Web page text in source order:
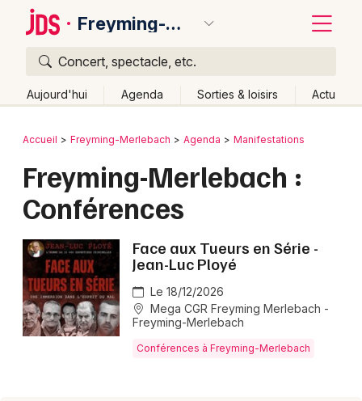
Freyming-Merlebach
Concert, spectacle, etc.
Aujourd'hui Agenda Sorties & loisirs Actu
Publier un événement
Grands événements
Activité & Expérience
Manifestations
Bordeaux
Colmar
Lille
Lyon
Marseille
Mulhouse
Retour
Accueil Freyming-Merlebach Agenda Manifestations
Freyming-Merlebach :
Conférences
Face aux Tueurs en Série -
Jean-Luc Ployé
Le 18/12/2026
Mega CGR Freyming Merlebach -
Freyming-Merlebach
Conférences à Freyming-Merlebach
Quoi ?
Où ?
Lorraine
Partout Près de moi Changer de lieu
Quand ?
Aujourd'hui
Demain Ce week-end